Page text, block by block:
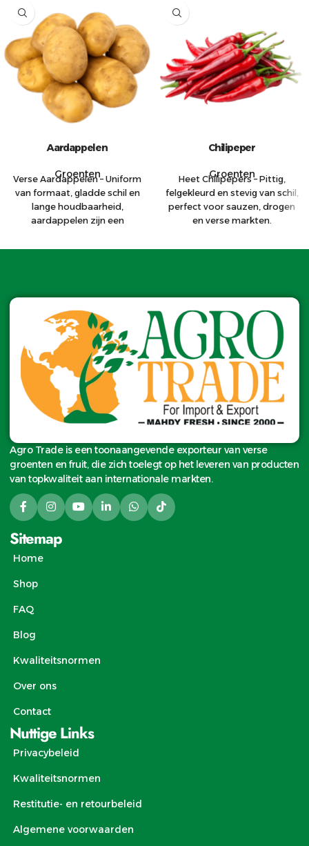
Aardappelen
Groenten
Verse Aardappelen – Uniform
van formaat, gladde schil en
lange houdbaarheid,
aardappelen zijn een
Chilipeper
Groenten
Heet Chilipepers – Pittig,
felgekleurd en stevig van schil,
perfect voor sauzen, drogen
en verse markten.
Agro Trade is een toonaangevende exporteur van verse
groenten en fruit, die zich toelegt op het leveren van producten
van topkwaliteit aan internationale markten.
Sitemap
Home
Shop
FAQ
Blog
Kwaliteitsnormen
Over ons
Contact
Nuttige Links
Privacybeleid
Kwaliteitsnormen
Restitutie- en retourbeleid
Algemene voorwaarden